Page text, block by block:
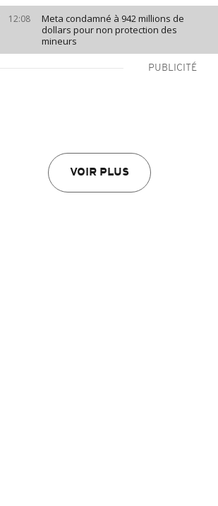
12:08
Meta condamné à 942 millions de
dollars pour non protection des
mineurs
PUBLICITÉ
VOIR PLUS